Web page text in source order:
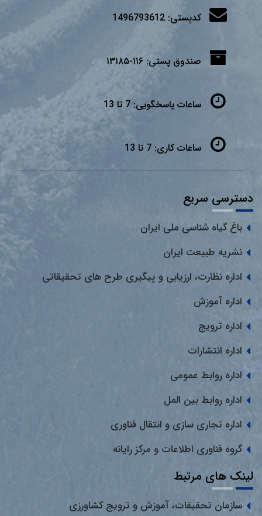
کدپستی: 1496793612
صندوق پستی: ۱۱۶-۱۳۱۸۵
ساعات پاسخگویی: 7 تا 13
ساعات کاری: 7 تا 13
دسترسی سریع
باغ گیاه شناسی ملی ایران
نشریه طبیعت ایران
اداره نظارت، ارزیابی و پیگیری طرح های تحقیقاتی
اداره آموزش
اداره ترویج
اداره انتشارات
اداره روابط عمومی
اداره روابط بین المل
اداره تجاری سازی و انتقال فناوری
گروه فناوری اطلاعات و مرکز رایانه
لینک های مرتبط
سازمان تحقیقات، آموزش و ترویج کشاورزی